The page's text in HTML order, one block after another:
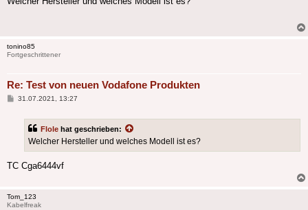
tonino85
Fortgeschrittener
Re: Test von neuen Vodafone Produkten
Beitrag
31.07.2021, 13:27
Flole hat geschrieben:
Welcher Hersteller und welches Modell ist es?
TC Cga6444vf
Tom_123
Kabelfreak